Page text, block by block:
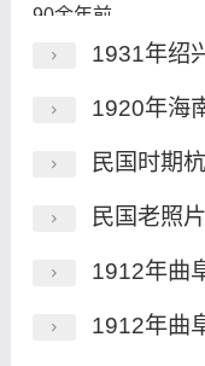
1931年绍兴
1920年海南老
民国时期
民国老照
1912年曲阜老
1912年曲阜老